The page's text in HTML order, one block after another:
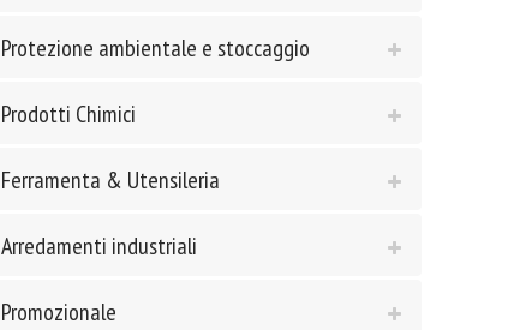
Protezione ambientale e stoccaggio
Prodotti Chimici
Ferramenta & Utensileria
Arredamenti industriali
Promozionale